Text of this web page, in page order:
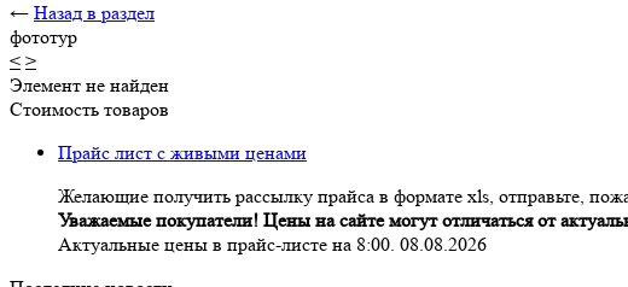
← Назад в раздел
фототур
< >
Элемент не найден
Стоимость товаров
Прайс лист с живыми ценами
Желающие получить рассылку прайса в формате xls, отправьте,
Уважаемые покупатели! Цены на сайте могут отличаться от
Актуальные цены в прайс-листе на 8:00. 08.08.2026